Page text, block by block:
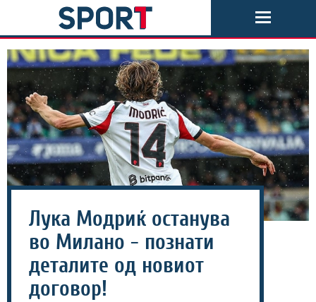
Лука Модриќ останува
во Милано - познати
деталите од новиот
договор!